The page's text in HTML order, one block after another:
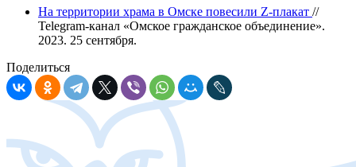
На территории храма в Омске повесили Z-плакат //
Telegram-канал «Омское гражданское объединение».
2023. 25 сентября.
Поделиться